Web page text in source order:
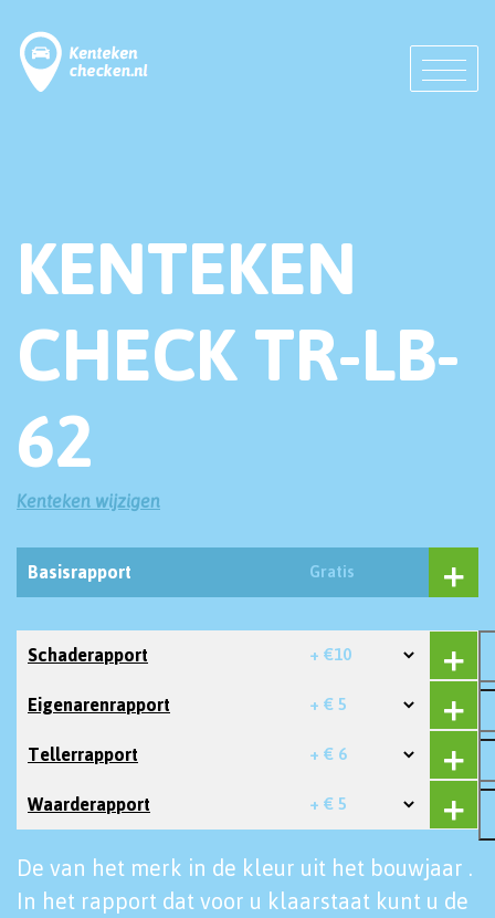
KENTEKEN
CHECK TR-LB-
62
Kenteken wijzigen
Basisrapport Gratis
Schaderapport + €10
Eigenarenrapport + € 5
Tellerrapport + € 6
Waarderapport + € 5
De van het merk in de kleur uit het bouwjaar .
In het rapport dat voor u klaarstaat kunt u de